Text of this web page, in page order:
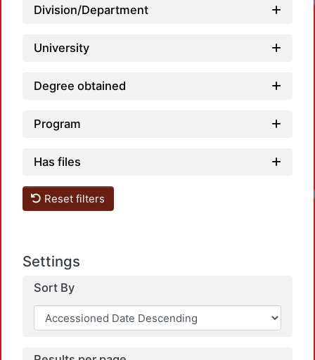
Division/Department
University
Degree obtained
Program
Has files
Reset filters
Settings
Sort By